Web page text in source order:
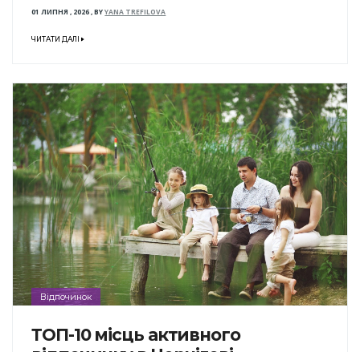
01 ЛИПНЯ , 2026,BYYANA TREFILOVA
ЧИТАТИ ДАЛІ
Відпочинок
ТОП-10 місць активного